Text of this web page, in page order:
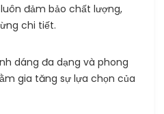
đảm bảo chất lượng,
chi tiết.
dáng đa dạng và phong
gia tăng sự lựa chọn của